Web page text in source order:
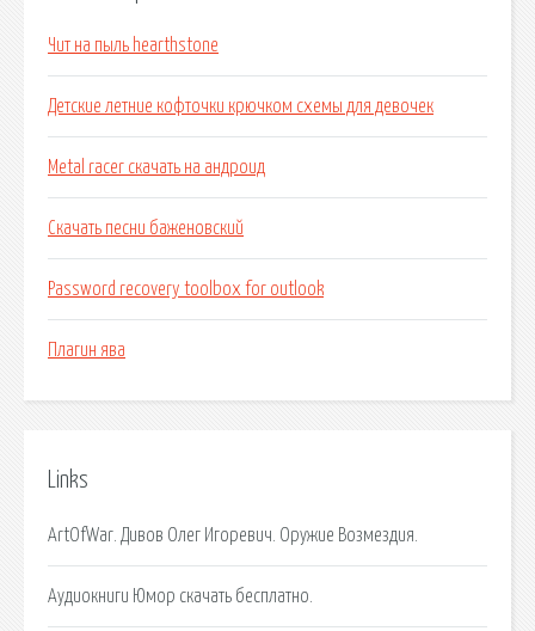
Чит на пыль hearthstone
Детские летние кофточки крючком схемы для девочек
Metal racer скачать на андроид
Скачать песни баженовский
Password recovery toolbox for outlook
Плагин ява
Links
ArtOfWar. Дивов Олег Игоревич. Оружие Возмездия.
Аудиокниги Юмор скачать бесплатно.